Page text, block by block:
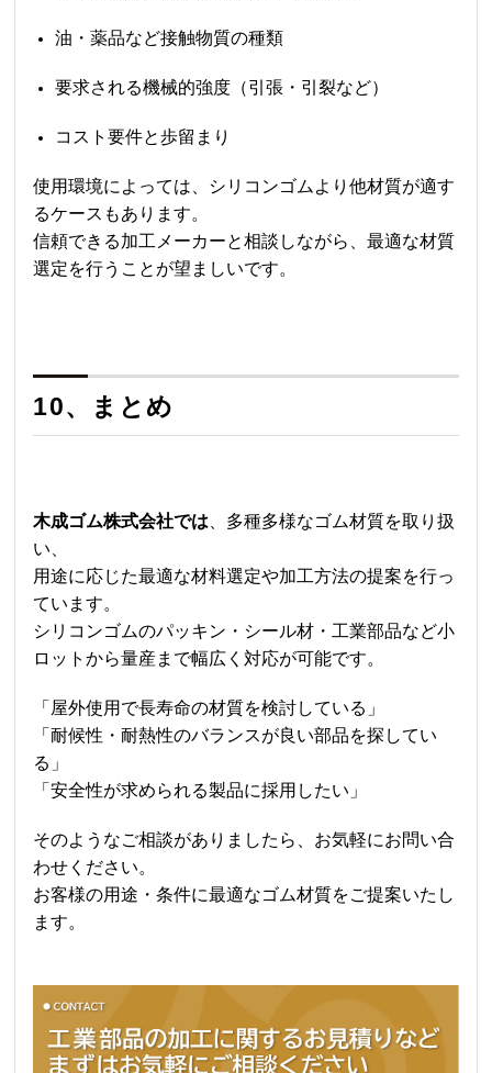
油・薬品など接触物質の種類
要求される機械的強度（引張・引裂など）
コスト要件と歩留まり
使用環境によっては、シリコンゴムより他材質が適す
るケースもあります。
信頼できる加工メーカーと相談しながら、最適な材質
選定を行うことが望ましいです。
10、まとめ
木成ゴム株式会社では 、多種多様なゴム材質を取り扱
い、
用途に応じた最適な材料選定や加工方法の提案を行っ
ています。
シリコンゴムのパッキン・シール材・工業部品など小
ロットから量産まで幅広く対応が可能です。
「屋外使用で長寿命の材質を検討している」
「耐候性・耐熱性のバランスが良い部品を探してい
る」
「安全性が求められる製品に採用したい」
そのようなご相談がありましたら、お気軽にお問い合
わせください。
お客様の用途・条件に最適なゴム材質をご提案いたし
ます。